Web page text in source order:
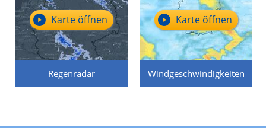
Regenradar
Karte öffnen
Windgeschwindigkeiten
Karte öffnen